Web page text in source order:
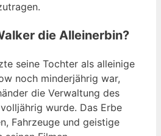
die Alleinerbin?
seine Tochter als alleinige
noch minderjährig war,
die Verwaltung des
wurde. Das Erbe
Fahrzeuge und geistige